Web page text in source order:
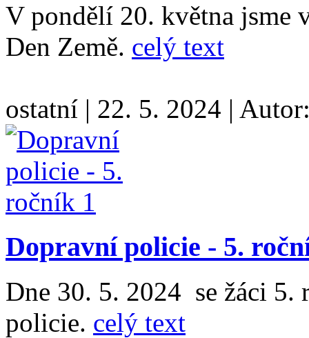
V pondělí 20. května jsme
Den Země. celý text
ostatní | 22. 5. 2024 |
Dopravní policie - 5.
Dne 30. 5. 2024 se žáci 5.
policie. celý text